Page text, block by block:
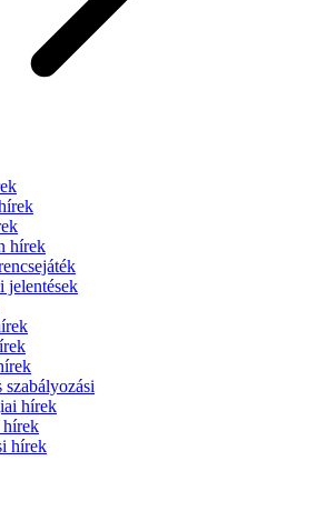
hírek
jelentések
hírek
hírek
hírek